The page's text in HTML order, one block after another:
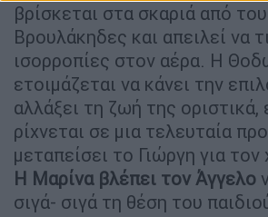
βρίσκεται στα σκαριά από
Βρουλάκηδες και απειλεί να
ισορροπίες στον αέρα. Η
ετοιμάζεται να κάνει την
αλλάξει τη ζωή της
ρίχνεται σε μια τελευταία
μεταπείσει το Γιώργη για
Η Μαρίνα βλέπει τον Άγγελο
σιγά- σιγά τη θέση του